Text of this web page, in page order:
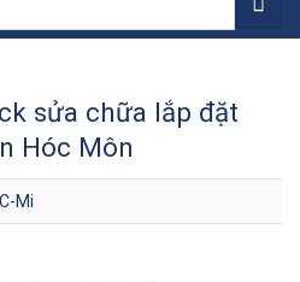
sửa chữa lắp đặt
Hóc Môn
Mi